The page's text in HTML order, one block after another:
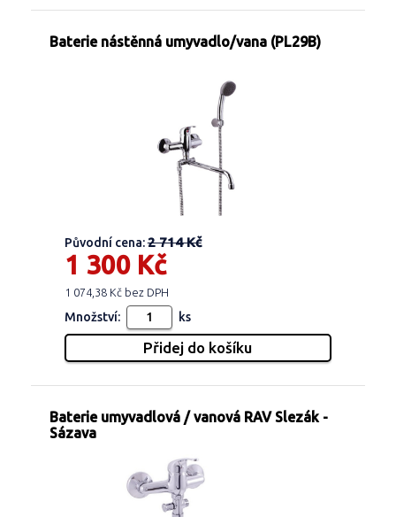
Baterie nástěnná umyvadlo/vana (PL29B)
Původní cena:2 714 Kč
1 300 Kč
1 074,38 Kč bez DPH
Množství: ks
Baterie umyvadlová / vanová RAV Slezák -
Sázava